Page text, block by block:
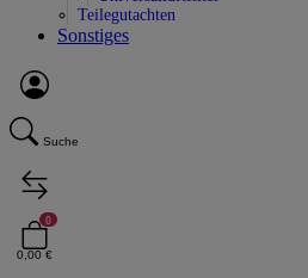
Teilegutachten
Sonstiges
Suche
0
0,00 €